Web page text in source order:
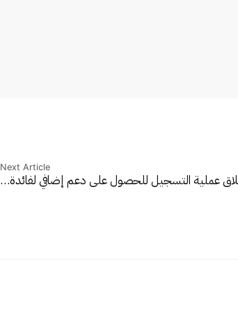
Next Article
عملية التسجيل للحصول على دعم إضافي لفائدة…